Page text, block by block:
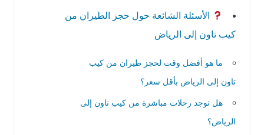
الأسئلة الشائعة حول حجز الطيران من
كيب تاون إلى الرياض
ما هو أفضل وقت لحجز طيران من كيب
تاون إلى الرياض بأقل سعر؟
هل توجد رحلات مباشرة من كيب تاون إلى
الرياض؟